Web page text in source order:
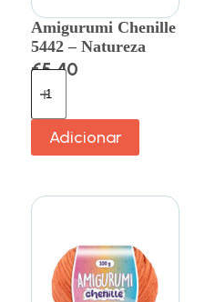
Amigurumi Chenille
5442 – Natureza
€5.40
Adicionar